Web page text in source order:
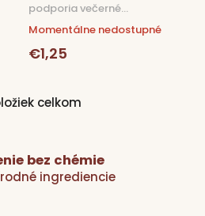
€1,25
Momentálne nedostupné
podporia večerné...
O
á
d
celkom
bez chémie
ingrediencie